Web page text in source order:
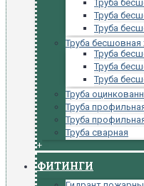
Труба
Труба
Труба
Труба бесшовная
Труба
Труба
Труба
Труба
Труба
Труба
Труба сварная
+
ФИТИНГИ